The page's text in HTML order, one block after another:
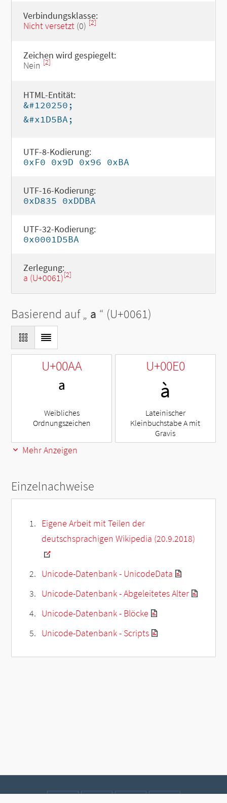
Verbindungsklasse:
Nicht versetzt(0) [2]
Zeichen wird gespiegelt:
Nein [2]
HTML-Entität:
&#120250;
&#x1D5BA;
UTF-8-Kodierung:
0xF0 0x9D 0x96 0xBA
UTF-16-Kodierung:
0xD835 0xDDBA
UTF-32-Kodierung:
0x0001D5BA
Zerlegung:
a (U+0061)[2]
Basierend auf „ a “ (U+0061)
U+00AA
ª
Weibliches
Ordnungszeichen
U+00E0
à
Lateinischer
Kleinbuchstabe A mit
Gravis
Mehr Anzeigen
Einzelnachweise
Eigene Arbeit mit Teilen der
deutschsprachigen Wikipedia (20.9.2018)
Unicode-Datenbank - UnicodeData
Unicode-Datenbank - Abgeleitetes Alter
Unicode-Datenbank - Blöcke
Unicode-Datenbank - Scripts